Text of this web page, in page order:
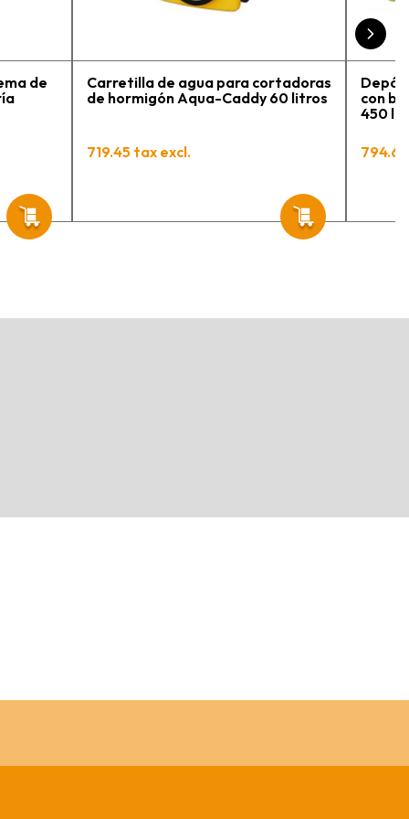
de
Carretilla de agua para cortadoras
de hormigón Aqua-Caddy 60 litros
719.45 tax excl.
con
450